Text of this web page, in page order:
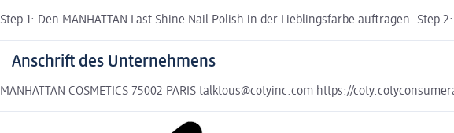
Step 1: Den MANHATTAN Last Shine Nail Polish in der Lieblingsfarbe auftragen.
Anschrift des Unternehmens
MANHATTAN COSMETICS 75002 PARIS talktous@cotyinc.com https://